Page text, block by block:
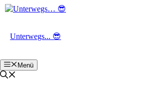
Zum
Unterwegs... 😎
Menü